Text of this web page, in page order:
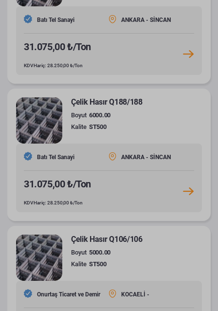
Batı Tel Sanayi ANKARA - SİNCAN
31.075,00 ₺/Ton
KDV Hariç: 28.250,00 ₺/Ton
Çelik Hasır Q188/188
Boyut 6000.00
Kalite ST500
Batı Tel Sanayi ANKARA - SİNCAN
31.075,00 ₺/Ton
KDV Hariç: 28.250,00 ₺/Ton
Çelik Hasır Q106/106
Boyut 5000.00
Kalite ST500
Onurtaş Ticaret ve Demir KOCAELİ -